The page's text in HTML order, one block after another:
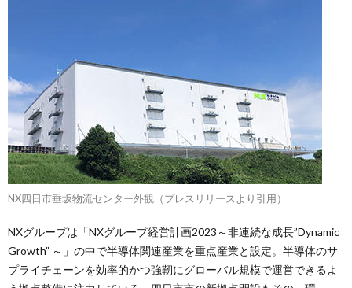
NX四日市垂坂物流センター外観（プレスリリースより引用）
NXグループは「NXグループ経営計画2023～非連続な成長”Dynamic
Growth” ～」の中で半導体関連産業を重点産業と設定。半導体のサ
プライチェーンを効率的かつ強靭にグローバル規模で運営できるよ